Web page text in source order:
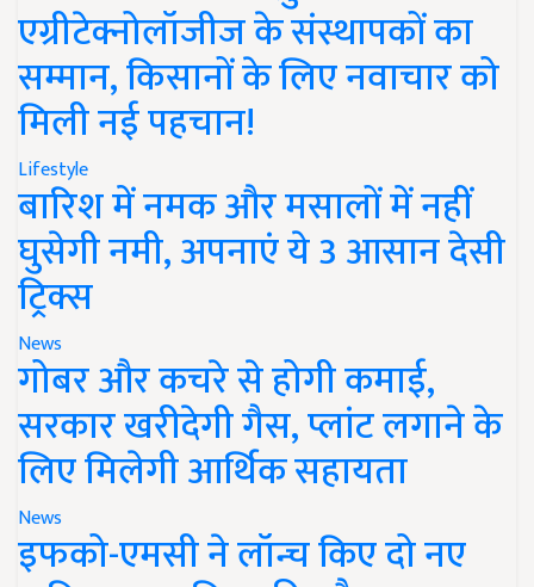
एग्रीटेक्नोलॉजीज के संस्थापकों का
सम्मान, किसानों के लिए नवाचार को
मिली नई पहचान!
Lifestyle
बारिश में नमक और मसालों में नहीं
घुसेगी नमी, अपनाएं ये 3 आसान देसी
ट्रिक्स
News
गोबर और कचरे से होगी कमाई,
सरकार खरीदेगी गैस, प्लांट लगाने के
लिए मिलेगी आर्थिक सहायता
News
इफको-एमसी ने लॉन्च किए दो नए